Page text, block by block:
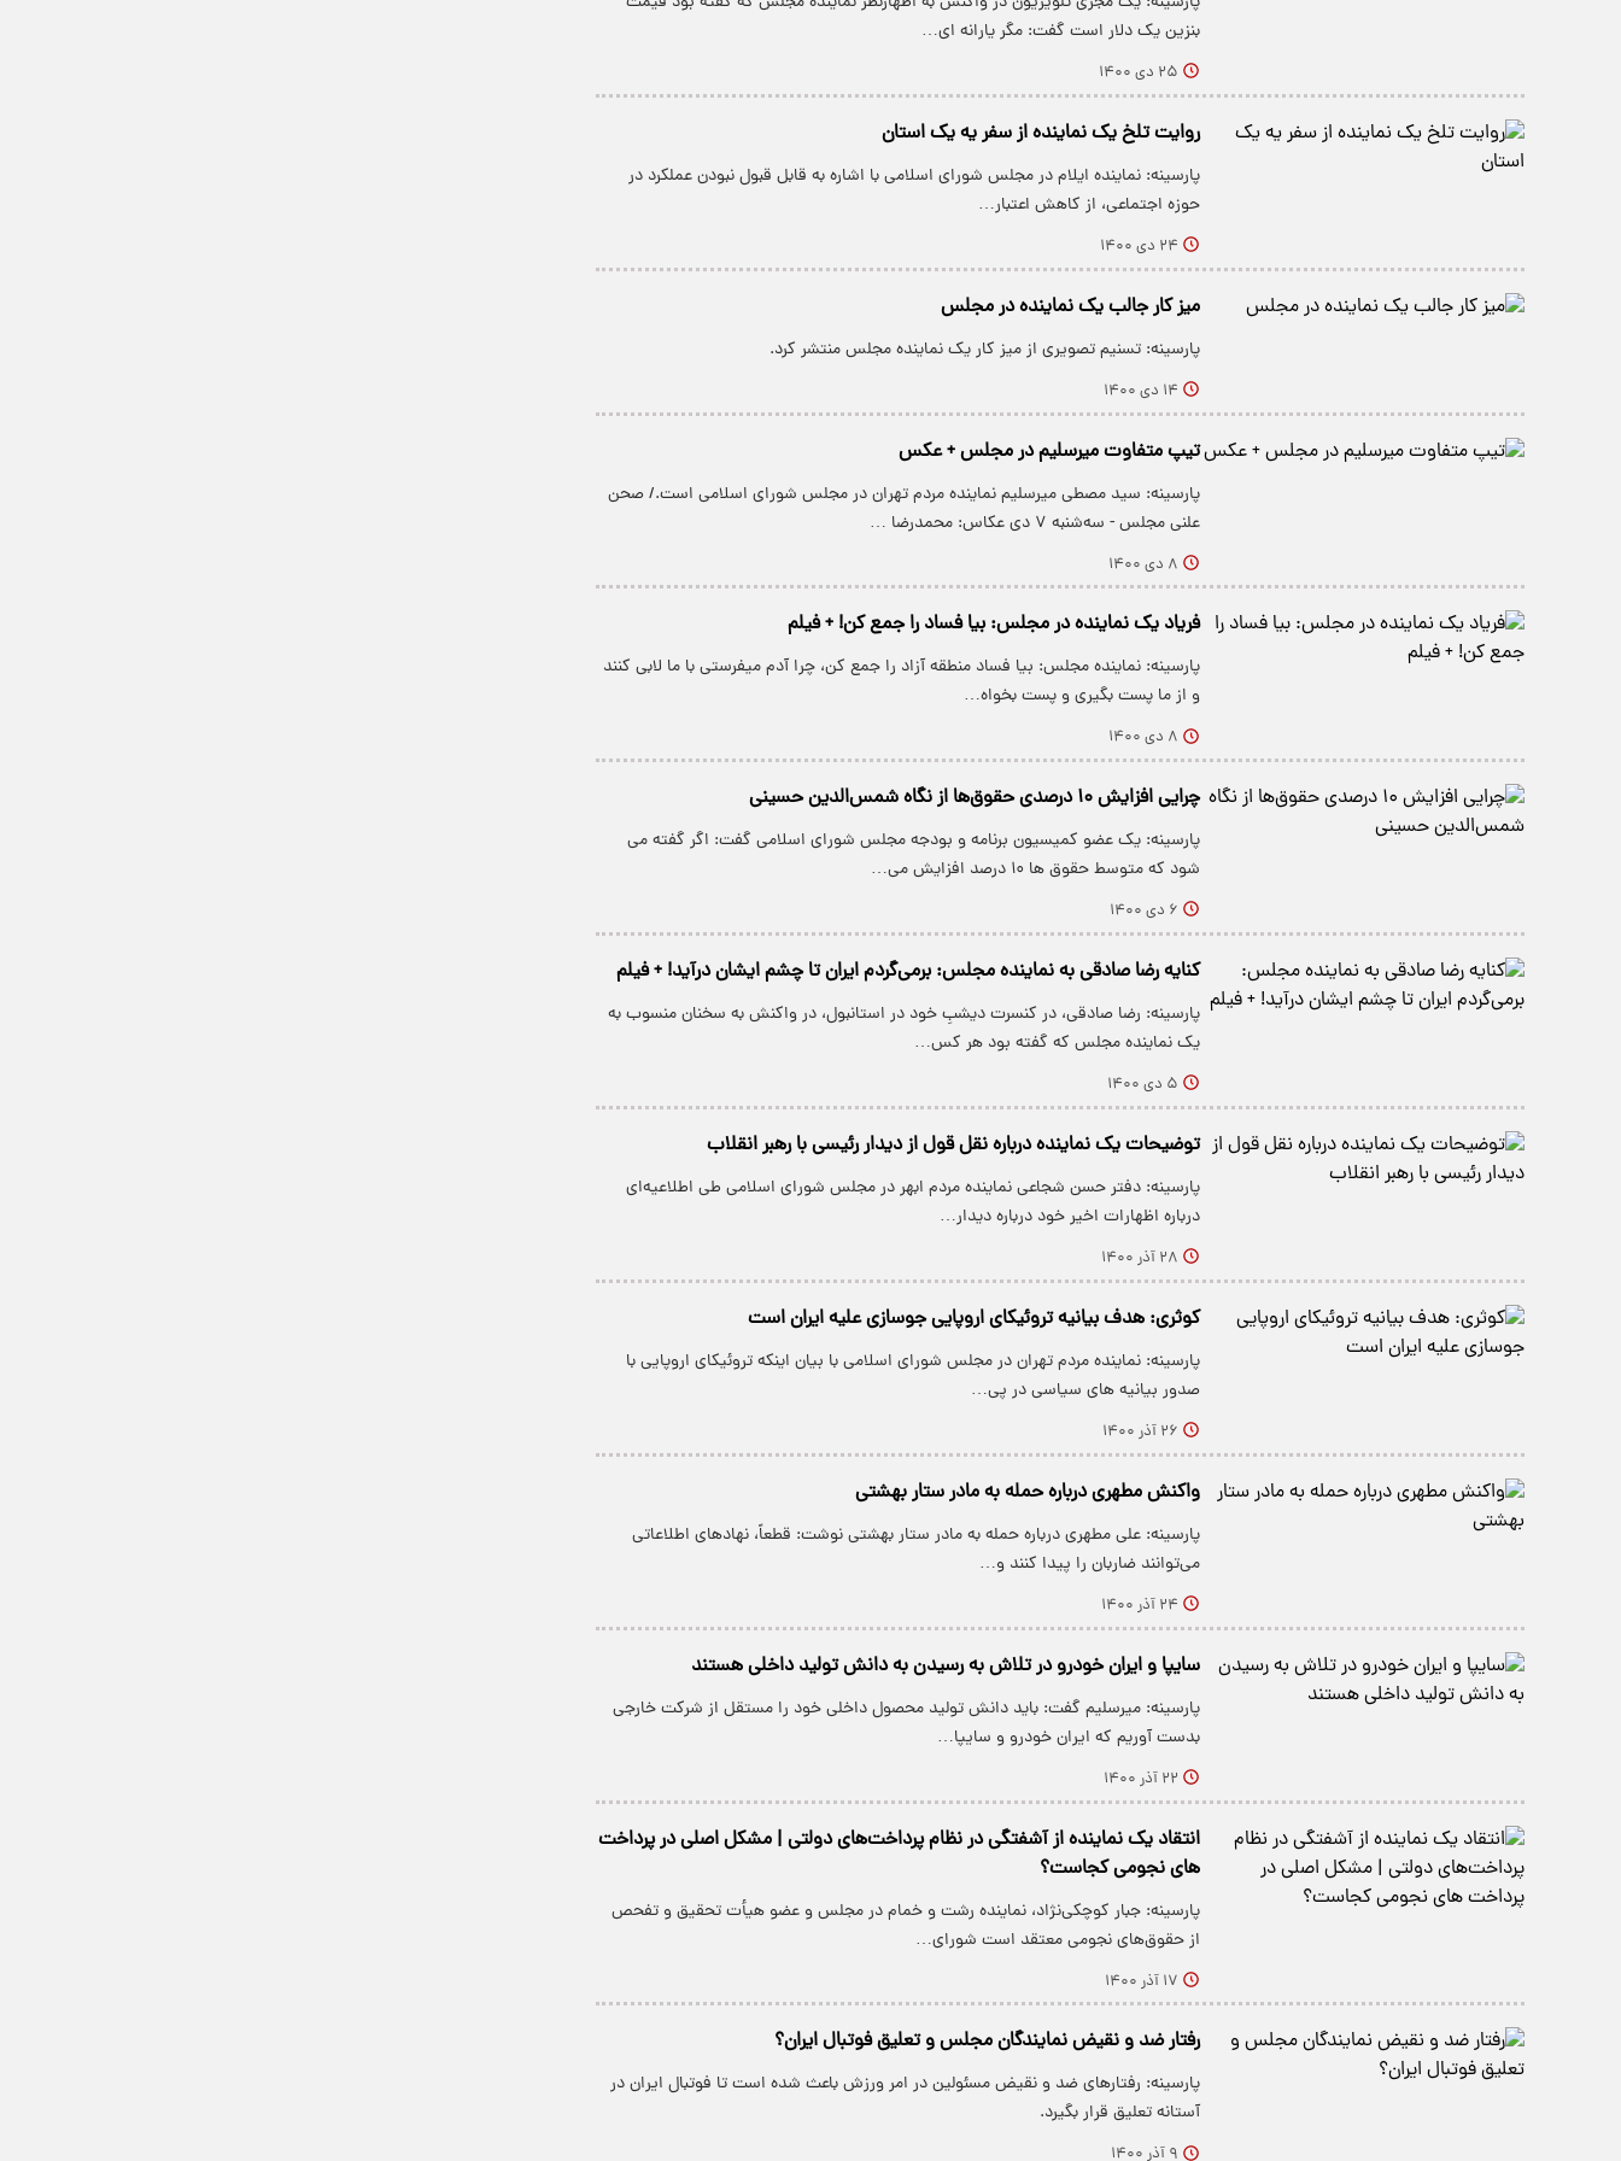
بنزین یک دلار است گفت: مگر یارانه ‌ای…
۲۵ دی ۱۴۰۰
روایت تلخ یک نماینده از سفر یه یک استان
پارسینه: نماینده ایلام در مجلس شورای اسلامی با اشاره به قابل قبول نبودن عملکرد در
حوزه اجتماعی، از کاهش اعتبار…
۲۴ دی ۱۴۰۰
میز کار جالب یک نماینده در مجلس
پارسینه: تسنیم تصویری از میز کار یک نماینده مجلس منتشر کرد.
۱۴ دی ۱۴۰۰
تیپ متفاوت میرسلیم در مجلس + عکس
پارسینه: سید مصطی میرسلیم نماینده مردم تهران در مجلس شورای اسلامی است./ صحن
علنی مجلس - سه‌شنبه ۷ دی عکاس: محمدرضا …
۸ دی ۱۴۰۰
فریاد یک نماینده در مجلس: بیا فساد را جمع کن! + فیلم
پارسینه: نماینده مجلس: بیا فساد منطقه آزاد را جمع کن، چرا آدم میفرستی با ما لابی کنند
و از ما پست بگیری و پست بخواه…
۸ دی ۱۴۰۰
چرایی افزایش ۱۰ درصدی حقوق‌ها از نگاه شمس‌الدین حسینی
پارسینه: یک عضو کمیسیون برنامه و بودجه مجلس شورای اسلامی گفت: اگر گفته می
شود که متوسط حقوق ها ۱۰ درصد افزایش می…
۶ دی ۱۴۰۰
کنایه رضا صادقی به نماینده مجلس: برمی‌گردم ایران تا چشم ایشان درآید! + فیلم
پارسینه: رضا صادقی، در کنسرت دیشبِ خود در استانبول، در واکنش به سخنان منسوب به
یک نماینده مجلس که گفته بود هر کس…
۵ دی ۱۴۰۰
توضیحات یک نماینده درباره نقل قول از دیدار رئیسی با رهبر انقلاب
پارسینه: دفتر حسن شجاعی نماینده مردم ابهر در مجلس شورای اسلامی طی اطلاعیه‌ای
درباره اظهارات اخیر خود درباره دیدار…
۲۸ آذر ۱۴۰۰
کوثری: هدف بیانیه تروئیکای اروپایی جوسازی علیه ایران است
پارسینه: نماینده مردم تهران در مجلس شورای اسلامی با بیان اینکه تروئیکای اروپایی با
صدور بیانیه های سیاسی در پی…
۲۶ آذر ۱۴۰۰
واکنش مطهری درباره حمله به مادر ستار بهشتی
پارسینه: علی مطهری درباره حمله به مادر ستار بهشتی نوشت: قطعاً، نهادهای اطلاعاتی
می‌توانند ضاربان را پیدا کنند و…
۲۴ آذر ۱۴۰۰
سایپا و ایران خودرو در تلاش به رسیدن به دانش تولید داخلی هستند
پارسینه: میرسلیم گفت: باید دانش تولید محصول داخلی خود را مستقل از شرکت خارجی
بدست آوریم که ایران خودرو و سایپا…
۲۲ آذر ۱۴۰۰
انتقاد یک نماینده از آشفتگی در نظام پرداخت‌های دولتی | مشکل اصلی در پرداخت
های نجومی کجاست؟
پارسینه: جبار کوچکی‌نژاد، نماینده رشت و خمام در مجلس و عضو هیأت تحقیق و تفحص
از حقوق‌های نجومی معتقد است شورای…
۱۷ آذر ۱۴۰۰
رفتار ضد و نقیض نمایندگان مجلس و تعلیق فوتبال ایران؟
پارسینه: رفتارهای ضد و نقیض مسئولین در امر ورزش باعث شده است تا فوتبال ایران در
آستانه تعلیق قرار بگیرد.
۹ آذر ۱۴۰۰